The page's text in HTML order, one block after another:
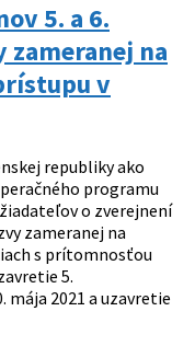
5. a 6.
zameranej na
v
republiky ako
programu
o zverejnení
zameranej na
s prítomnosťou
5.
mája 2021 a uzavretie